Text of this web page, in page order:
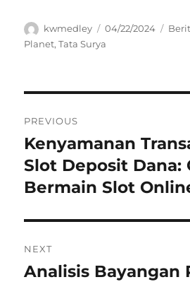
Author
kwmedley
Posted
on
04/22/2024
Planet,Tata Surya
pos
PREVIOUS
Previous
post:
Kenyamanan
Slot Deposit Dana:
Bermain Slot
NEXT
Next
Analisis Bayangan